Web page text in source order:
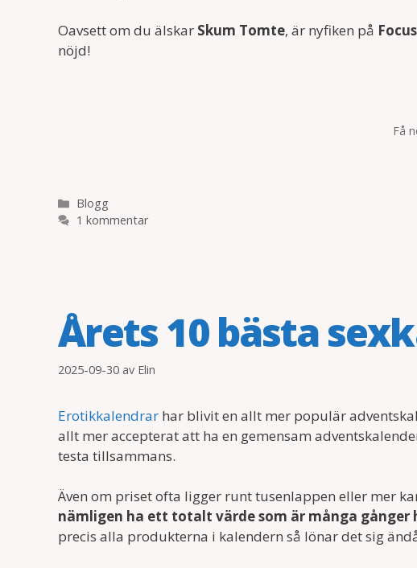
Oavsett om du älskar Skum Tomte, är nyfiken på
nöjd!
Få
Kategorier
Blogg
1 kommentar
Årets 10 bästa
2025-09-30 av Elin
Erotikkalendrar har blivit en allt mer populär
allt mer accepterat att ha en gemensam
testa tillsammans.
Även om priset ofta ligger runt tusenlappen eller mer
nämligen ha ett totalt värde som är många gånger
precis alla produkterna i kalendern så lönar det sig